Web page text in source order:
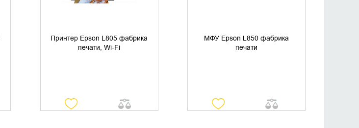
Принтер Epson L805 фабрика
печати, Wi-Fi
МФУ Epson L850 фабрика
печати